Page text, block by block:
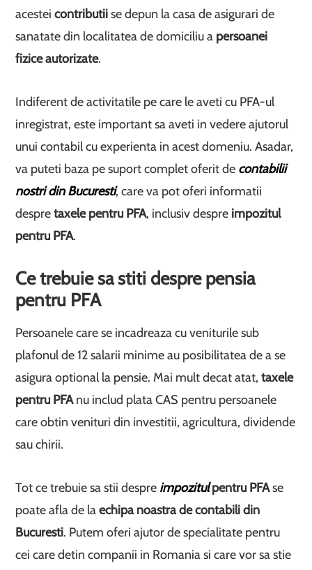
acesteicontributiise depun la casa de asigurari de
sanatate din localitatea de domiciliu a persoanei
fizice autorizate.
Indiferent de activitatile pe care le aveti cu PFA-ul
inregistrat, este important sa aveti in vedere ajutorul
unui contabil cu experienta in acest domeniu. Asadar,
va puteti baza pe suport complet oferit de contabilii
nostri din Bucuresti, care va pot oferi informatii
despretaxele pentru PFA, inclusiv despre impozitul
pentru PFA.
Ce trebuie sa stiti despre pensia
pentru PFA
Persoanele care se incadreaza cu veniturile sub
plafonul de 12 salarii minime au posibilitatea de a se
asigura optional la pensie. Mai mult decat atat,taxele
pentru PFAnu includ plata CAS pentru persoanele
care obtin venituri din investitii, agricultura, dividende
sau chirii.
Tot ce trebuie sa stii despre impozitulpentru PFAse
poate afla de laechipa noastra de contabili din
Bucuresti. Putem oferi ajutor de specialitate pentru
cei care detin companii in Romania si care vor sa stie